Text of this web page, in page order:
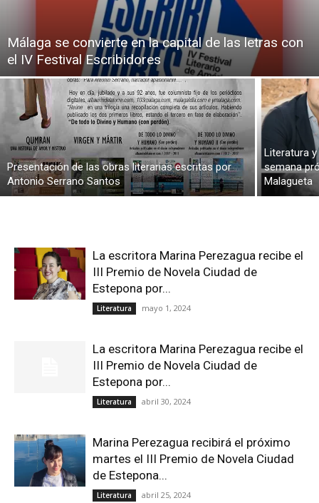
Málaga se convierte en la capital de las letras con
el IV Festival Escribidores
Presentación de las obras literarias escritas por
Antonio Serrano Santos
Literatura
semana
Malagueta
La escritora Marina Perezagua recibe el
III Premio de Novela Ciudad de
Estepona por...
Literatura mayo 1, 2024
La escritora Marina Perezagua recibe el
III Premio de Novela Ciudad de
Estepona por...
Literatura abril 30, 2024
Marina Perezagua recibirá el próximo
martes el III Premio de Novela Ciudad
de Estepona...
Literatura abril 25, 2024